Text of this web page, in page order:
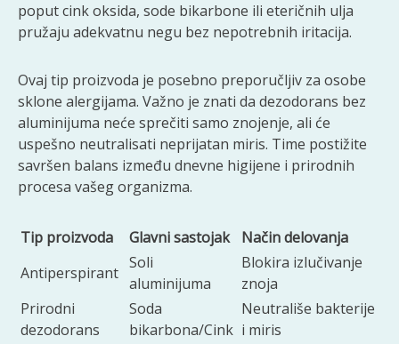
poput cink oksida, sode bikarbone ili eteričnih ulja
pružaju adekvatnu negu bez nepotrebnih iritacija.
Ovaj tip proizvoda je posebno preporučljiv za osobe
sklone alergijama. Važno je znati da dezodorans bez
aluminijuma neće sprečiti samo znojenje, ali će
uspešno neutralisati neprijatan miris. Time postižite
savršen balans između dnevne higijene i prirodnih
procesa vašeg organizma.
Tip proizvoda Glavni sastojak
Način delovanja
Antiperspirant
Soli
aluminijuma
Blokira izlučivanje
znoja
Prirodni
dezodorans
Soda
bikarbona/Cink
Neutrališe bakterije
i miris